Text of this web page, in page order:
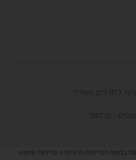
ל'חרדים אשדוד'
- פרסום'
למדיניות פרטיות ו-מדיניות שימוש